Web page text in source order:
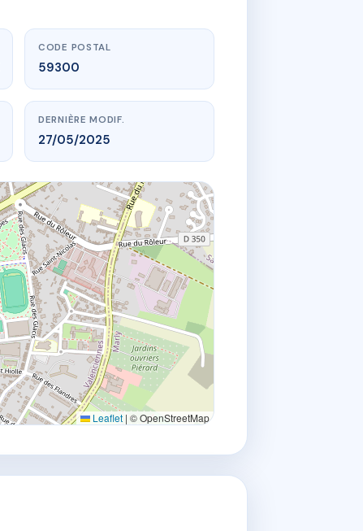
CODE POSTAL
59300
DERNIÈRE MODIF.
27/05/2025
Leaflet | © OpenStreetMap